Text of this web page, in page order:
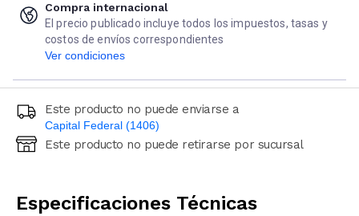
Compra internacional
El precio publicado incluye todos los impuestos, tasas y
costos de envíos correspondientes
Ver condiciones
Este producto no puede enviarse a
Capital Federal (1406)
Ingresá código postal (sólo números)
Este producto no puede retirarse por sucursal
Especificaciones Técnicas